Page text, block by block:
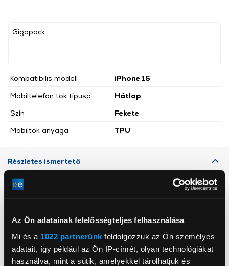
Az Ön adatainak felelősségteljes felhasználása
Mi és a 1022 partnerünk feldolgozzuk az Ön személyes
adatait, így például az Ön IP-címét, olyan technológiákat
használva, mint a sütik, amelyekkel tárolhatjuk és
Gigapack
Kompatibilis modell
iPhone 15
Mobiltelefon tok típusa
Hátlap
Szín
Fekete
Mobiltok anyaga
TPU
Részletes ismertető